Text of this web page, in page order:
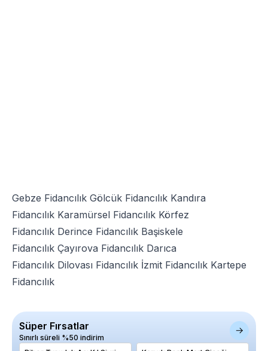
Gebze Fidancılık Gölcük Fidancılık Kandıra
Fidancılık Karamürsel Fidancılık Körfez
Fidancılık Derince Fidancılık Başiskele
Fidancılık Çayırova Fidancılık Darıca
Fidancılık Dilovası Fidancılık İzmit Fidancılık Kartepe
Fidancılık
Süper Fırsatlar
Sınırlı süreli %50 indirim